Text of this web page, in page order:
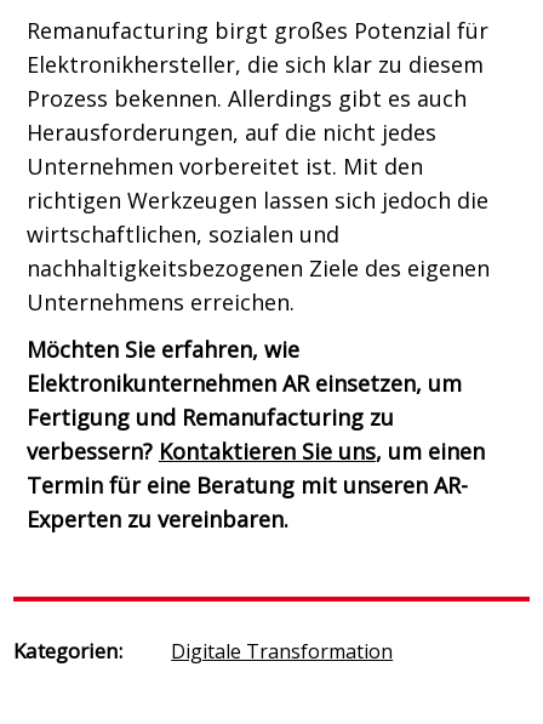
Remanufacturing birgt großes Potenzial für
Elektronikhersteller, die sich klar zu diesem
Prozess bekennen. Allerdings gibt es auch
Herausforderungen, auf die nicht jedes
Unternehmen vorbereitet ist. Mit den
richtigen Werkzeugen lassen sich jedoch die
wirtschaftlichen, sozialen und
nachhaltigkeitsbezogenen Ziele des eigenen
Unternehmens erreichen.
Möchten Sie erfahren, wie
Elektronikunternehmen AR einsetzen, um
Fertigung und Remanufacturing zu
verbessern? Kontaktieren Sie uns, um einen
Termin für eine Beratung mit unseren AR-
Experten zu vereinbaren.
Kategorien: Digitale Transformation